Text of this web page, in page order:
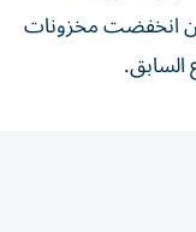
في ‌حين انخفضت مخزونات